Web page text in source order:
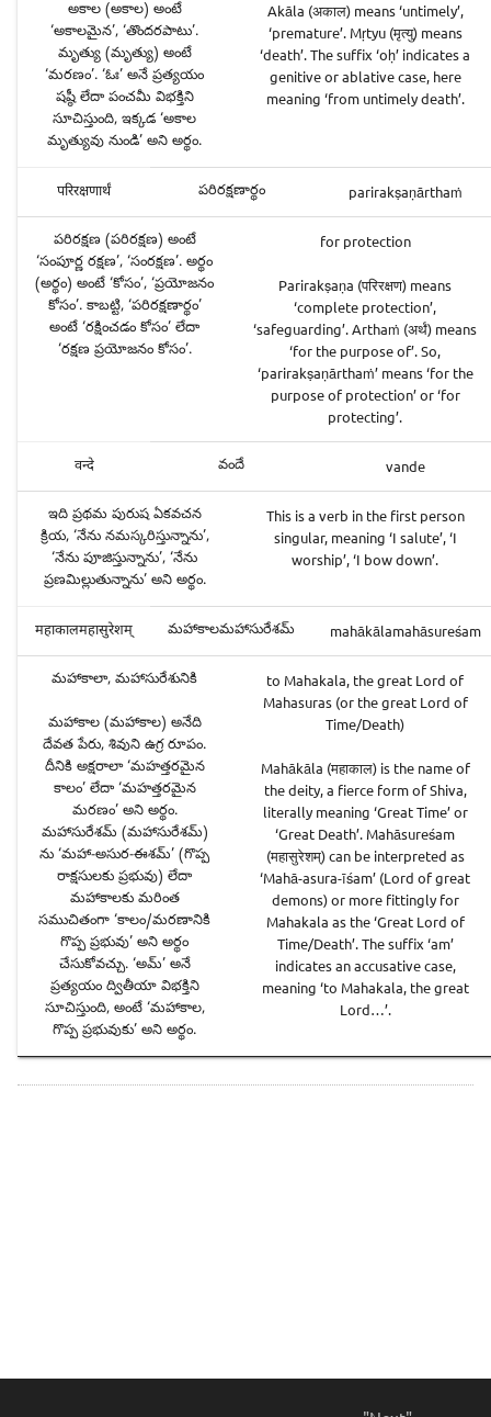
అకాల (అకాల) అంటే
‘అకాలమైన’, ‘తొందరపాటు’.
మృత్యు (మృత్యు) అంటే
‘మరణం’. ‘ఓః’ అనే ప్రత్యయం
షష్ఠీ లేదా పంచమీ విభక్తిని
సూచిస్తుంది, ఇక్కడ ‘అకాల
మృత్యువు నుండి’ అని అర్థం.
Akāla (अकाल) means ‘untimely’,
‘premature’. Mṛtyu (मृत्यु) means
‘death’. The suffix ‘oḥ’ indicates a
genitive or ablative case, here
meaning ‘from untimely death’.
परिरक्षणार्थं పరిరక్షణార్థం parirakṣaṇārthaṁ
పరిరక్షణ (పరిరక్షణ) అంటే
‘సంపూర్ణ రక్షణ’, ‘సంరక్షణ’. అర్థం
(అర్థం) అంటే ‘కోసం’, ‘ప్రయోజనం
కోసం’. కాబట్టి, ‘పరిరక్షణార్థం’
అంటే ‘రక్షించడం కోసం’ లేదా
‘రక్షణ ప్రయోజనం కోసం’.
for protection
Parirakṣaṇa (परिरक्षण) means
‘complete protection’,
‘safeguarding’. Arthaṁ (अर्थं) means
‘for the purpose of’. So,
‘parirakṣaṇārthaṁ’ means ‘for the
purpose of protection’ or ‘for
protecting’.
वन्दे వందే vande
ఇది ప్రథమ పురుష ఏకవచన
క్రియ, ‘నేను నమస్కరిస్తున్నాను’,
‘నేను పూజిస్తున్నాను’, ‘నేను
ప్రణమిల్లుతున్నాను’ అని అర్థం.
This is a verb in the first person
singular, meaning ‘I salute’, ‘I
worship’, ‘I bow down’.
महाकालमहासुरेशम् మహాకాలమహాసురేశమ్ mahākālamahāsureśam
మహాకాలా, మహాసురేశునికి
మహాకాల (మహాకాల) అనేది
దేవత పేరు, శివుని ఉగ్ర రూపం.
దీనికి అక్షరాలా ‘మహత్తరమైన
కాలం’ లేదా ‘మహత్తరమైన
మరణం’ అని అర్థం.
మహాసురేశమ్ (మహాసురేశమ్)
ను ‘మహా-అసుర-ఈశమ్’ (గొప్ప
రాక్షసులకు ప్రభువు) లేదా
మహాకాలకు మరింత
సముచితంగా ‘కాలం/మరణానికి
గొప్ప ప్రభువు’ అని అర్థం
చేసుకోవచ్చు. ‘అమ్’ అనే
ప్రత్యయం ద్వితీయా విభక్తిని
సూచిస్తుంది, అంటే ‘మహాకాల,
గొప్ప ప్రభువుకు’ అని అర్థం.
to Mahakala, the great Lord of
Mahasuras (or the great Lord of
Time/Death)
Mahākāla (महाकाल) is the name of
the deity, a fierce form of Shiva,
literally meaning ‘Great Time’ or
‘Great Death’. Mahāsureśam
(महासुरेशम्) can be interpreted as
‘Mahā-asura-īśam’ (Lord of great
demons) or more fittingly for
Mahakala as the ‘Great Lord of
Time/Death’. The suffix ‘am’
indicates an accusative case,
meaning ‘to Mahakala, the great
Lord…’.